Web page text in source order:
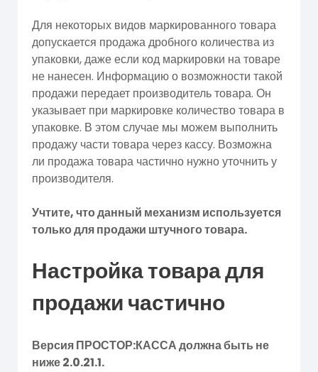
Для некоторых видов маркированного товара
допускается продажа дробного количества из
упаковки, даже если код маркировки на товаре
не нанесен. Информацию о возможности такой
продажи передает производитель товара. Он
указывает при маркировке количество товара в
упаковке. В этом случае мы можем выполнить
продажу части товара через кассу. Возможна
ли продажа товара частично нужно уточнить у
производителя.
Учтите, что данный механизм используется
только для продажи штучного товара.
Настройка товара для
продажи частично
Версия ПРОСТОР:КАССА должна быть не
ниже 2.0.21.1.